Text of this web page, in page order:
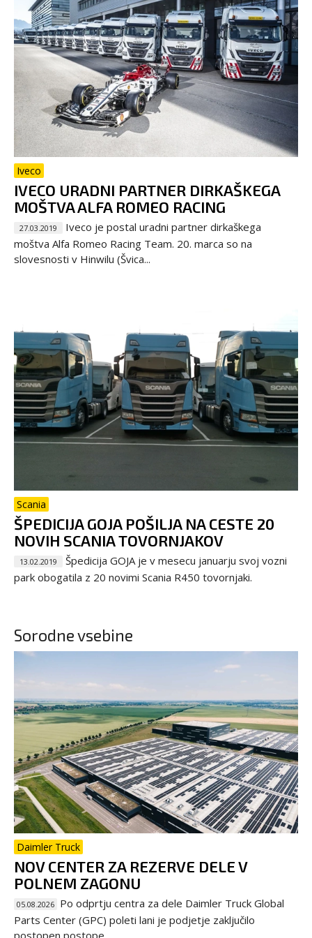
Iveco
IVECO URADNI PARTNER DIRKAŠKEGA
MOŠTVA ALFA ROMEO RACING
27.03.2019
Iveco je postal uradni partner dirkaškega
moštva Alfa Romeo Racing Team. 20. marca so na
slovesnosti v Hinwilu (Švica...
Scania
ŠPEDICIJA GOJA POŠILJA NA CESTE 20
NOVIH SCANIA TOVORNJAKOV
13.02.2019
Špedicija GOJA je v mesecu januarju svoj vozni
park obogatila z 20 novimi Scania R450 tovornjaki.
Sorodne vsebine
Daimler Truck
NOV CENTER ZA REZERVE DELE V
POLNEM ZAGONU
05.08.2026 Po odprtju centra za dele Daimler Truck Global
Parts Center (GPC) poleti lani je podjetje zaključilo
postopen postope...